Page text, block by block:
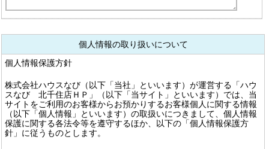
個人情報の取り扱いについて
個人情報保護方針
株式会社ハウスなび（以下「当社」といいます）が運営する「ハウ
スなび 北千住店ＨＰ」（以下「当サイト」といいます）では、当
サイトをご利用のお客様からお預かりするお客様個人に関する情報
（以下「個人情報」といいます）の取扱いにつきまして、個人情報
保護に関する各法令等を遵守するほか、以下の「個人情報保護方
針」に従うものとします。